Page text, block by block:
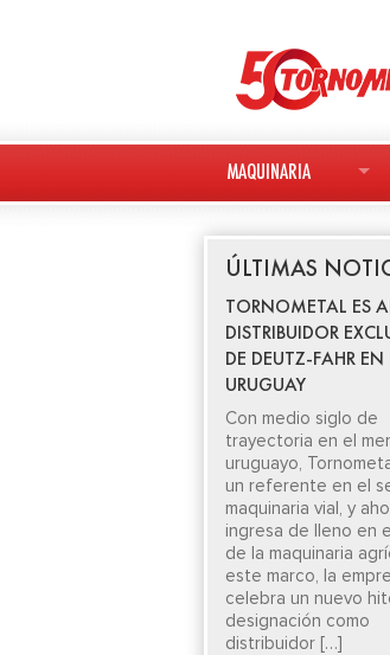
MAQUINARIA
MAQUINARIA NUEVA
MAQUINARIA USADA
DEUTZ-FAHR
AVANT
KESLA
ÚLTIMAS
TORNOMETAL ES
DISTRIBUIDOR
DE DEUTZ-FAHR EN
URUGUAY
Con medio siglo de
trayectoria en el
uruguayo,
un referente en el
maquinaria vial, y
ingresa de lleno en
de la maquinaria
este marco, la
celebra un nuevo
designación como
distribuidor […]